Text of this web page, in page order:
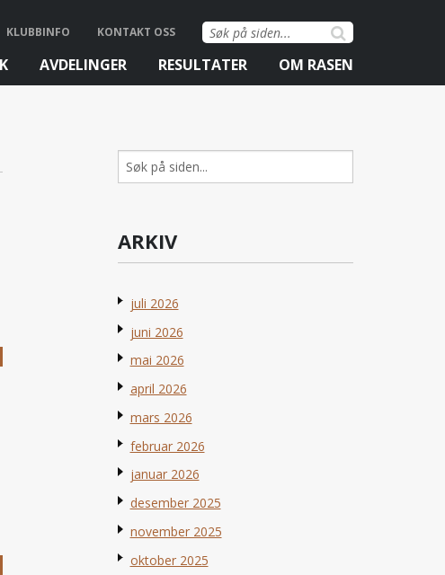
Søk
etter:
KLUBBINFO KONTAKT OSS
AVDELINGER RESULTATER OM RASEN
Søk
etter:
ARKIV
juli 2026
juni 2026
mai 2026
april 2026
mars 2026
februar 2026
januar 2026
desember 2025
november 2025
oktober 2025